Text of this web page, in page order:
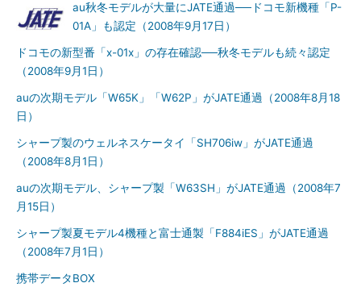
au秋冬モデルが大量にJATE通過──ドコモ新機種「P-
01A」も認定（2008年9月17日）
ドコモの新型番「x-01x」の存在確認──秋冬モデルも続々認定
（2008年9月1日）
auの次期モデル「W65K」「W62P」がJATE通過（2008年8月18
日）
シャープ製のウェルネスケータイ「SH706iw」がJATE通過
（2008年8月1日）
auの次期モデル、シャープ製「W63SH」がJATE通過（2008年7
月15日）
シャープ製夏モデル4機種と富士通製「F884iES」がJATE通過
（2008年7月1日）
携帯データBOX